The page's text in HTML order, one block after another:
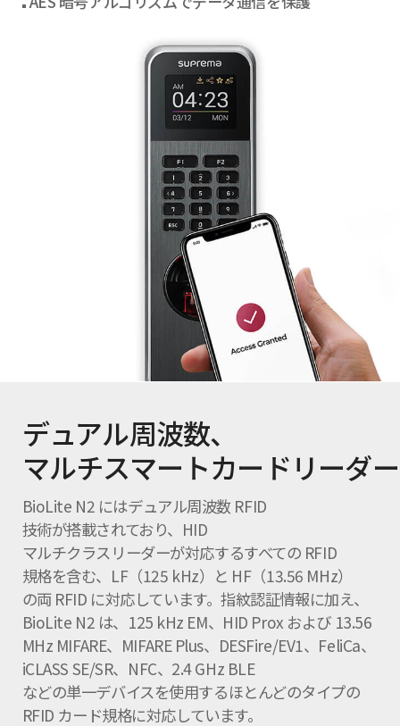
デュアル周波数、
マルチスマートカードリーダー
BioLite N2 にはデュアル周波数 RFID
技術が搭載されており、HID
マルチクラスリーダーが対応するすべての RFID
規格を含む、LF（125 kHz）と HF（13.56 MHz）
の両 RFID に対応しています。指紋認証情報に加え、
BioLite N2 は、125 kHz EM、HID Prox および 13.56
MHz MIFARE、MIFARE Plus、DESFire/EV1、FeliCa、
iCLASS SE/SR、NFC、2.4 GHz BLE
などの単一デバイスを使用するほとんどのタイプの
RFID カード規格に対応しています。